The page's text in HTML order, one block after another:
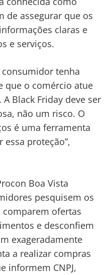
de assegurar que os
claras e
e serviços.
tenha
que o comércio atue
Black Friday deve ser
não um risco. O
é uma ferramenta
proteção”,
Boa Vista
pesquisem os
comparem ofertas
e desconfiem
exageradamente
a realizar compras
informem CNPJ,